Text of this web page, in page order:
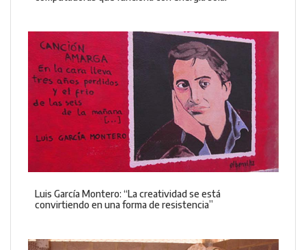
Luis García Montero: “La creatividad se está
convirtiendo en una forma de resistencia”